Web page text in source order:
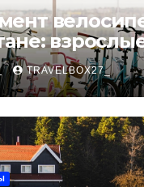
городские
и варианты
TRAVELBOX27_